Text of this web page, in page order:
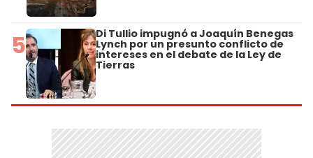
5 Di Tullio impugnó a Joaquín Benegas
Lynch por un presunto conflicto de
intereses en el debate de la Ley de
Tierras